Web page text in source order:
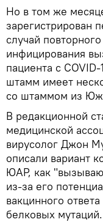
Но в том же
зарегистрирован
случай повторного
инфицирования
пациента с
штамм имеет
со штаммом из
В редакционной
медицинской
вирусолог Джон
описали вариант
ЮАР, как
из-за его
вакцинного
белковых мутаций.